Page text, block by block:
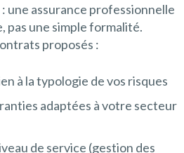
une assurance professionnelle
pas une simple formalité.
proposés :
à la typologie de vos risques
adaptées à votre secteur
de service (gestion des